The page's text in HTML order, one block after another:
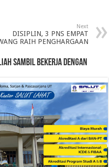
Next
DISIPLIN, 3 PNS EMPAT
RAIH PENGHARGAAN
SAMBIL BEKERJA DENGAN